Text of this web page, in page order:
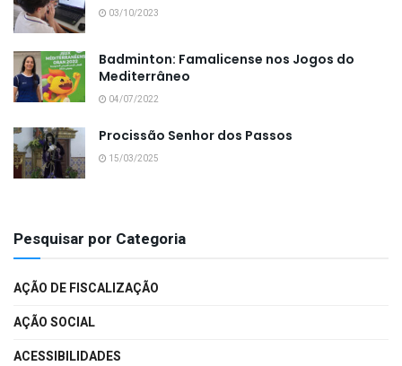
03/10/2023
Badminton: Famalicense nos Jogos do
Mediterrâneo
04/07/2022
Procissão Senhor dos Passos
15/03/2025
Pesquisar por Categoria
AÇÃO DE FISCALIZAÇÃO
AÇÃO SOCIAL
ACESSIBILIDADES